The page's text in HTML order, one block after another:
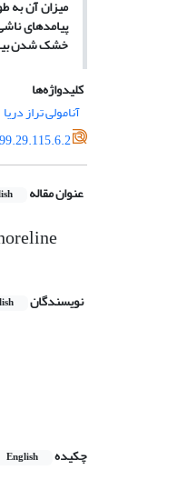
میزان آن به
پیامدهای
خشک شدن بیش از 10000 هکتار از سطح
کلیدواژه‌ها
آنامولی تراز دریا
عنوان مقاله
نویسندگان
چکیده
English